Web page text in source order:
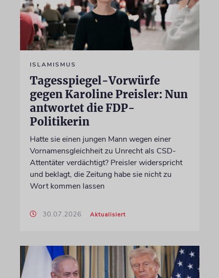
ISLAMISMUS
Tagesspiegel-Vorwürfe
gegen Karoline Preisler: Nun
antwortet die FDP-
Politikerin
Hatte sie einen jungen Mann wegen einer
Vornamensgleichheit zu Unrecht als CSD-
Attentäter verdächtigt? Preisler widerspricht
und beklagt, die Zeitung habe sie nicht zu
Wort kommen lassen
30.07.2026 Aktualisiert